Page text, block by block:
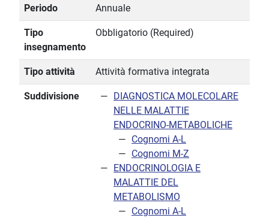
Periodo Annuale
Tipo
insegnamento
Obbligatorio (Required)
Tipo attività Attività formativa integrata
Suddivisione
DIAGNOSTICA MOLECOLARE
NELLE MALATTIE
ENDOCRINO-METABOLICHE
Cognomi A-L
Cognomi M-Z
ENDOCRINOLOGIA E
MALATTIE DEL
METABOLISMO
Cognomi A-L